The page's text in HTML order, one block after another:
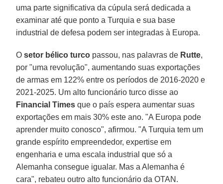
uma parte significativa da cúpula será dedicada a
examinar até que ponto a Turquia e sua base
industrial de defesa podem ser integradas à Europa.
Osetor bélico turco passou, nas palavras de Rutte,
por "uma revolução", aumentando suas exportações
de armas em 122% entre os períodos de 2016-2020 e
2021-2025. Um alto funcionário turco disse ao
Financial Times que o país espera aumentar suas
exportações em mais 30% este ano. "A Europa pode
aprender muito conosco", afirmou. "A Turquia tem um
grande espírito empreendedor, expertise em
engenharia e uma escala industrial que só a
Alemanha consegue igualar. Mas a Alemanha é
cara", rebateu outro alto funcionário da OTAN.